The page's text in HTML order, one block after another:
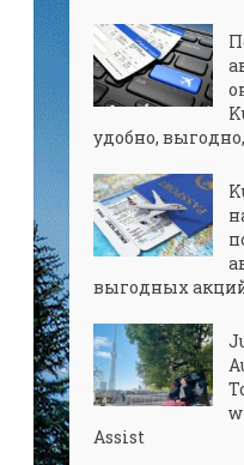
удобно,
выгодных
Assist